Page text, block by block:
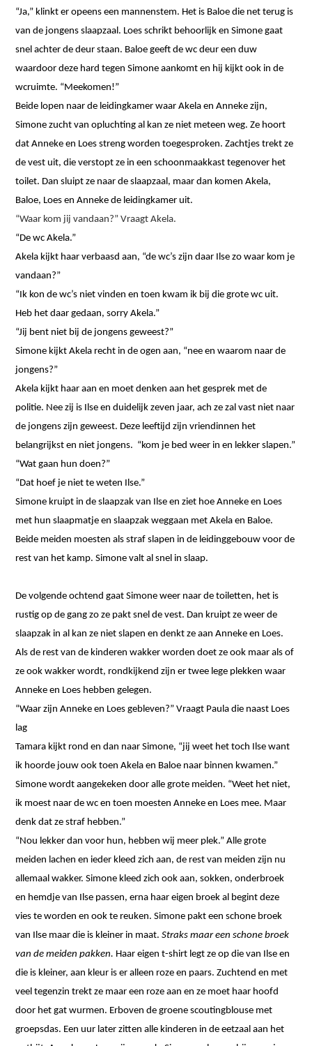
“Ja,” klinkt er opeens een mannenstem. Het is Baloe die net terug is
van de jongens slaapzaal. Loes schrikt behoorlijk en Simone gaat
snel achter de deur staan. Baloe geeft de wc deur een duw
waardoor deze hard tegen Simone aankomt en hij kijkt ook in de
wcruimte. “Meekomen!”
Beide lopen naar de leidingkamer waar Akela en Anneke zijn,
Simone zucht van opluchting al kan ze niet meteen weg. Ze hoort
dat Anneke en Loes streng worden toegesproken. Zachtjes trekt ze
de vest uit, die verstopt ze in een schoonmaakkast tegenover het
toilet. Dan sluipt ze naar de slaapzaal, maar dan komen Akela,
Baloe, Loes en Anneke de leidingkamer uit.
“Waar kom jij vandaan?” Vraagt Akela.
“De wc Akela.”
Akela kijkt haar verbaasd aan, “de wc’s zijn daar Ilse zo waar kom je
vandaan?”
“Ik kon de wc’s niet vinden en toen kwam ik bij die grote wc uit.
Heb het daar gedaan, sorry Akela.”
“Jij bent niet bij de jongens geweest?”
Simone kijkt Akela recht in de ogen aan, “nee en waarom naar de
jongens?”
Akela kijkt haar aan en moet denken aan het gesprek met de
politie. Nee zij is Ilse en duidelijk zeven jaar, ach ze zal vast niet naar
de jongens zijn geweest. Deze leeftijd zijn vriendinnen het
belangrijkst en niet jongens. “kom je bed weer in en lekker slapen.”
“Wat gaan hun doen?”
“Dat hoef je niet te weten Ilse.”
Simone kruipt in de slaapzak van Ilse en ziet hoe Anneke en Loes
met hun slaapmatje en slaapzak weggaan met Akela en Baloe.
Beide meiden moesten als straf slapen in de leidinggebouw voor de
rest van het kamp. Simone valt al snel in slaap.
De volgende ochtend gaat Simone weer naar de toiletten, het is
rustig op de gang zo ze pakt snel de vest. Dan kruipt ze weer de
slaapzak in al kan ze niet slapen en denkt ze aan Anneke en Loes.
Als de rest van de kinderen wakker worden doet ze ook maar als of
ze ook wakker wordt, rondkijkend zijn er twee lege plekken waar
Anneke en Loes hebben gelegen.
“Waar zijn Anneke en Loes gebleven?” Vraagt Paula die naast Loes
lag
Tamara kijkt rond en dan naar Simone, “jij weet het toch Ilse want
ik hoorde jouw ook toen Akela en Baloe naar binnen kwamen.”
Simone wordt aangekeken door alle grote meiden. “Weet het niet,
ik moest naar de wc en toen moesten Anneke en Loes mee. Maar
denk dat ze straf hebben.”
“Nou lekker dan voor hun, hebben wij meer plek.” Alle grote
meiden lachen en ieder kleed zich aan, de rest van meiden zijn nu
allemaal wakker. Simone kleed zich ook aan, sokken, onderbroek
en hemdje van Ilse passen, erna haar eigen broek al begint deze
vies te worden en ook te reuken. Simone pakt een schone broek
van Ilse maar die is kleiner in maat.Straks maar een schone broek
van de meiden pakken. Haar eigen t-shirt legt ze op die van Ilse en
die is kleiner, aan kleur is er alleen roze en paars. Zuchtend en met
veel tegenzin trekt ze maar een roze aan en ze moet haar hoofd
door het gat wurmen. Erboven de groene scoutingblouse met
groepsdas. Een uur later zitten alle kinderen in de eetzaal aan het